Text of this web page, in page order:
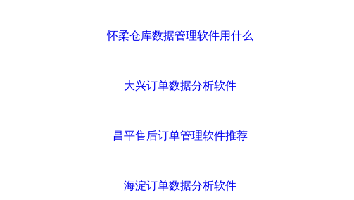
怀柔仓库数据管理软件用什么
大兴订单数据分析软件
昌平售后订单管理软件推荐
海淀订单数据分析软件